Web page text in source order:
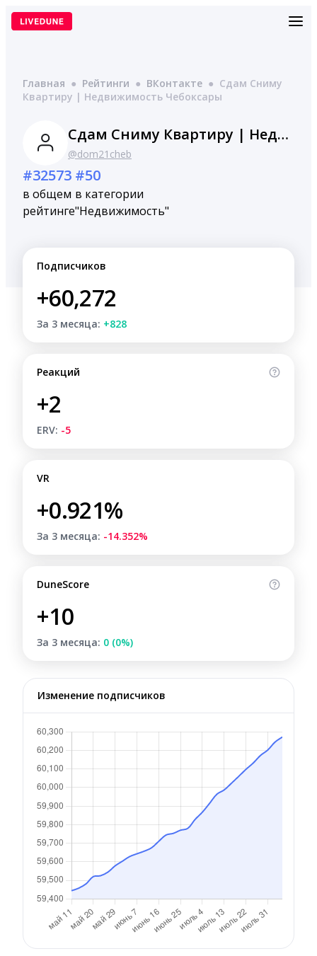
Перейти
Главная ● Рейтинги ● ВКонтакте ● Сдам Сниму
Квартиру | Недвижимость Чебоксары
Сдам Сниму Квартиру | Недвижимость Чебоксары
@dom21cheb
#32573
в общем
рейтинге
#50
в категории
"Недвижимость"
Подписчиков
+60,272
За 3 месяца: +828
Реакций
+2
ERV: -5
VR
+0.921%
За 3 месяца: -14.352%
DuneScore
+10
За 3 месяца: 0 (0%)
Изменение подписчиков